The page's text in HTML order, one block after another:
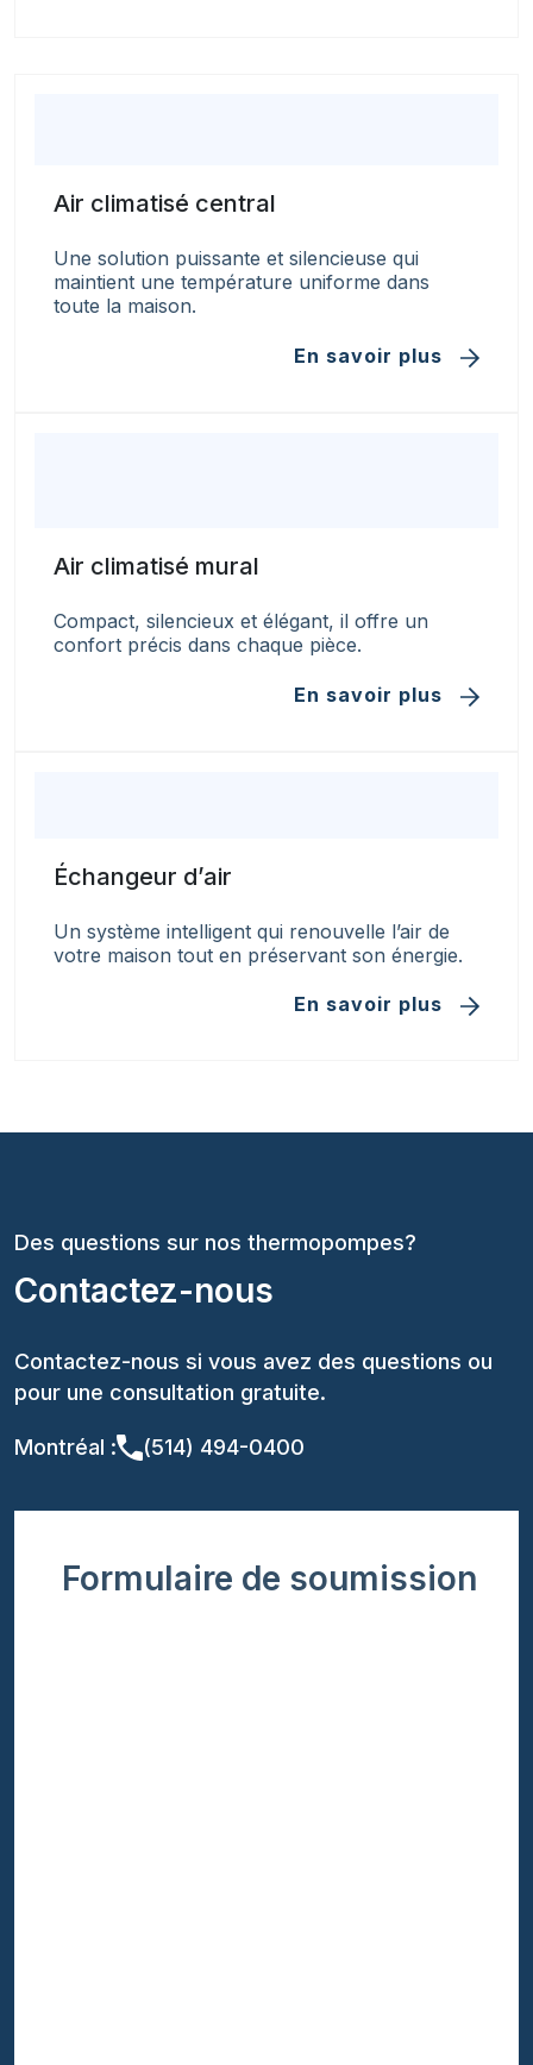
Air climatisé central
Une solution puissante et silencieuse qui
maintient une température uniforme dans
toute la maison.
En savoir plus
Air climatisé mural
Compact, silencieux et élégant, il offre un
confort précis dans chaque pièce.
En savoir plus
Échangeur d’air
Un système intelligent qui renouvelle l’air de
votre maison tout en préservant son énergie.
En savoir plus
Des questions sur nos thermopompes?
Contactez-nous
Contactez-nous si vous avez des questions ou
pour une consultation gratuite.
Montréal : (514) 494-0400
Formulaire de soumission